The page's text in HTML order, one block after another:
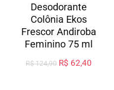
Desodorante
Colônia Ekos
Frescor Andiroba
Feminino 75 ml
R$124,90 R$ 62,40